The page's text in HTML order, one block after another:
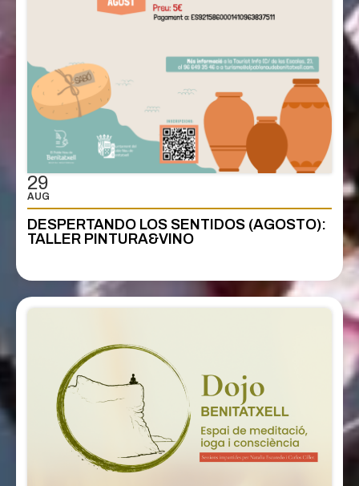
29
AUG
DESPERTANDO LOS SENTIDOS (AGOSTO):
TALLER PINTURA&VINO